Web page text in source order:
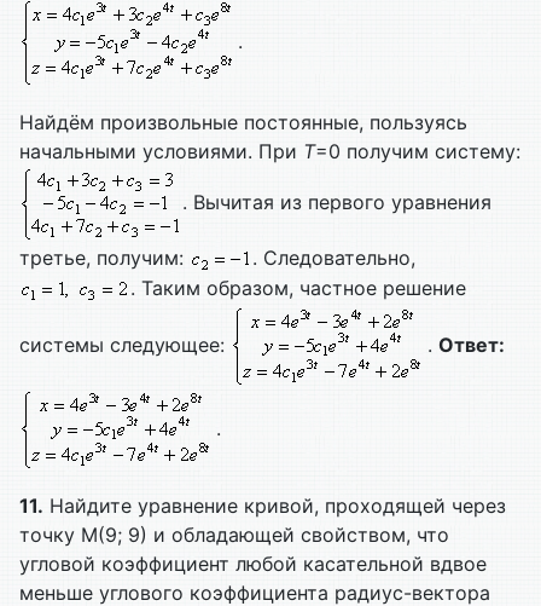
.
Найдём произвольные постоянные, пользуясь
начальными условиями. При T=0 получим систему:
. Вычитая из первого уравнения
третье, получим:
. Следовательно,
. Таким образом, частное решение
системы следующее: . Ответ:
.
11. Найдите уравнение кривой, проходящей через
точку M(9; 9) и обладающей свойством, что
угловой коэффициент любой касательной вдвое
меньше углового коэффициента радиус-вектора